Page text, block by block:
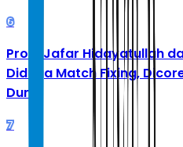
6
Profil Jafar Hidayatullah
Diduga Match Fixing,
Dunia
7